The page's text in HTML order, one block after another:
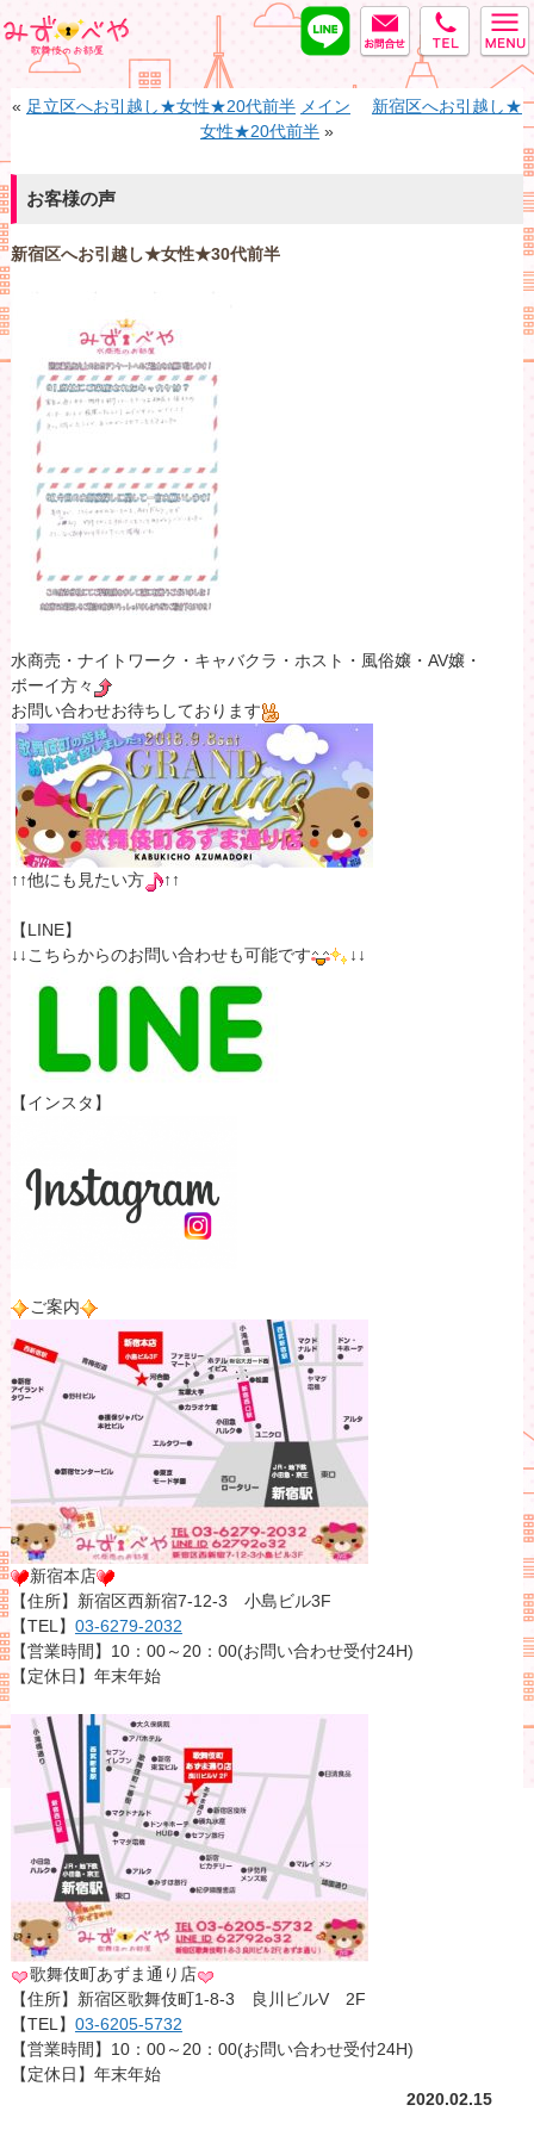
tel
MAIL
LINE
« 足立区へお引越し★女性★20代前半 メイン
新宿区へお引越し★
女性★20代前半»
お客様の声
新宿区へお引越し★女性★30代前半
水商売・ナイトワーク・キャバクラ・ホスト・風俗嬢・AV嬢・
ボーイ方々
お問い合わせお待ちしております
↑↑他にも見たい方 ↑↑
【LINE】
↓↓こちらからのお問い合わせも可能です
↓↓
【インスタ】
ご案内
新宿本店
【住所】新宿区西新宿7-12-3 小島ビル3F
【TEL】 03-6279-2032
【営業時間】10：00～20：00(お問い合わせ受付24H)
【定休日】年末年始
歌舞伎町あずま通り店
【住所】新宿区歌舞伎町1-8-3 良川ビルV 2F
【TEL】 03-6205-5732
【営業時間】10：00～20：00(お問い合わせ受付24H)
【定休日】年末年始
2020.02.15